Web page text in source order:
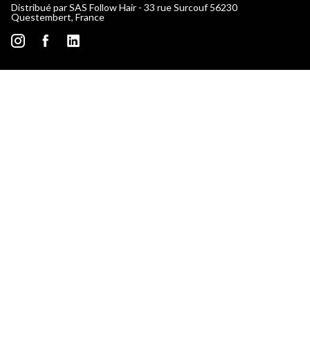
Distribué par SAS Follow Hair - 33 rue Surcouf 56230
Questembert, France